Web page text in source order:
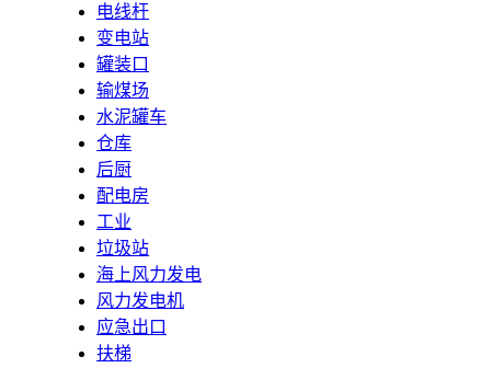
电线杆
变电站
罐装口
输煤场
水泥罐车
仓库
后厨
配电房
工业
垃圾站
海上风力发电
风力发电机
应急出口
扶梯